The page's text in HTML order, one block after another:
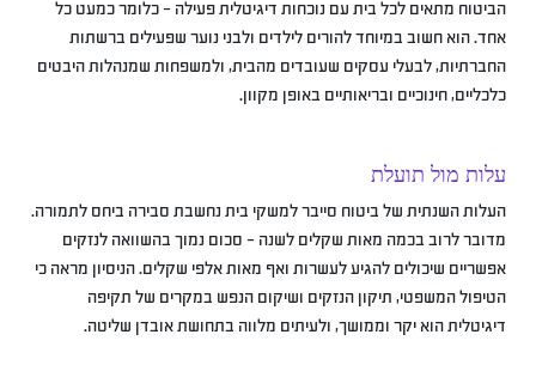
הביטוח מתאים לכל בית עם נוכחות דיגיטלית פעילה – כלומר כמעט כל
אחד. הוא חשוב במיוחד להורים לילדים ולבני נוער שפעילים ברשתות
החברתיות, לבעלי עסקים שעובדים מהבית, ולמשפחות שמנהלות היבטים
כלכליים, חינוכיים ובריאותיים באופן מקוון.
עלות מול תועלת
העלות השנתית של ביטוח סייבר למשקי בית נחשבת סבירה ביחס לתמורה.
מדובר לרוב בכמה מאות שקלים לשנה – סכום נמוך בהשוואה לנזקים
אפשריים שיכולים להגיע לעשרות ואף מאות אלפי שקלים. הניסיון מראה כי
הטיפול המשפטי, תיקון הנזקים ושיקום הנפש במקרים של תקיפה
דיגיטלית הוא יקר וממושך, ולעיתים מלווה בתחושת אובדן שליטה.